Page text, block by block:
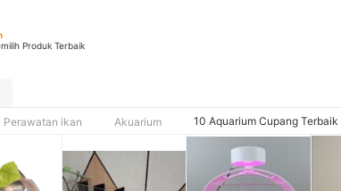
Produk Terbaik
Perawatan ikan Akuarium 10 Aquarium Cupang